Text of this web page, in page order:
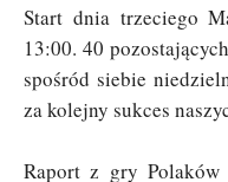
Start dnia trzeciego
13:00. 40
spośród siebie
za kolejny sukces
Raport z gry